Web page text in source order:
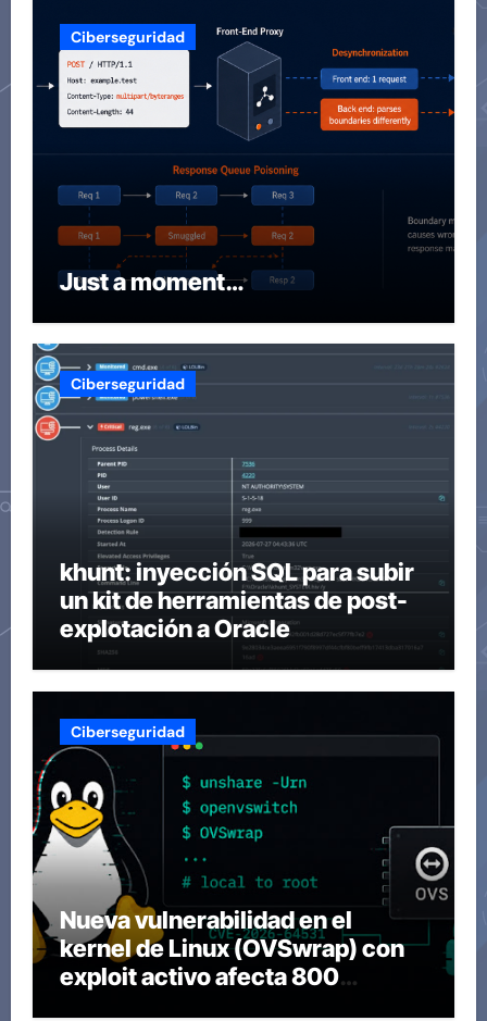
Ciberseguridad
Just a moment…
Ciberseguridad
khunt: inyección SQL para subir
un kit de herramientas de post-
explotación a Oracle
Ciberseguridad
Nueva vulnerabilidad en el
kernel de Linux (OVSwrap) con
exploit activo afecta 800